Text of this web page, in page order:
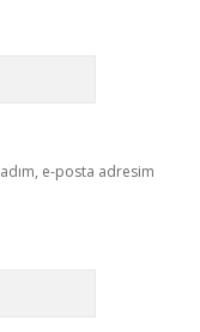
e-posta adresim